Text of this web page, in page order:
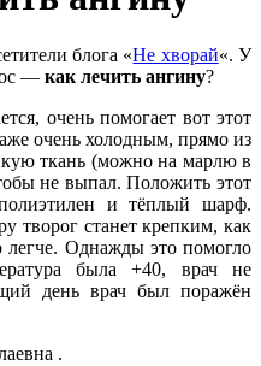
блога «Не хворай«. У
— как лечить ангину?
очень помогает вот этот
очень холодным, прямо из
ткань (можно на марлю в
не выпал. Положить этот
и тёплый шарф.
творог станет крепким, как
легче. Однажды это помогло
была +40, врач не
день врач был поражён
.